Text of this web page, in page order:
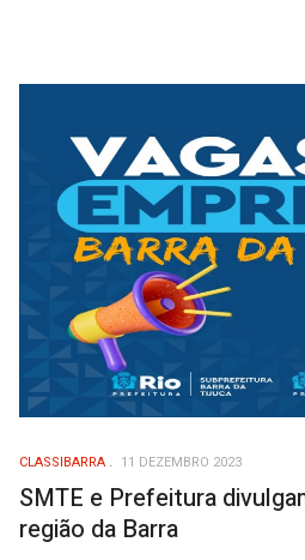
CLASSIBARRA 11 DEZEMBRO 2023
SMTE e Prefeitura
região da Barra